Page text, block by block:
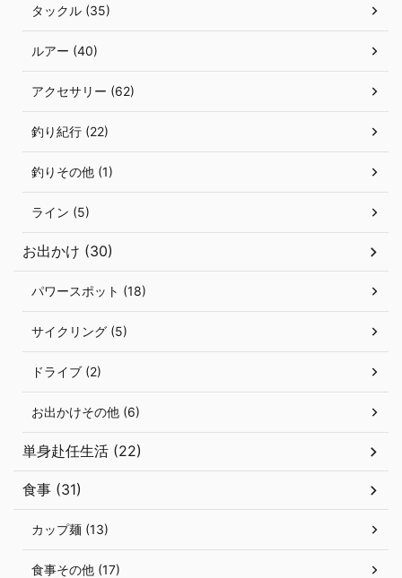
タックル (35)
ルアー (40)
アクセサリー (62)
釣り紀行 (22)
釣りその他 (1)
ライン (5)
お出かけ (30)
パワースポット (18)
サイクリング (5)
ドライブ (2)
お出かけその他 (6)
単身赴任生活 (22)
食事 (31)
カップ麺 (13)
食事その他 (17)